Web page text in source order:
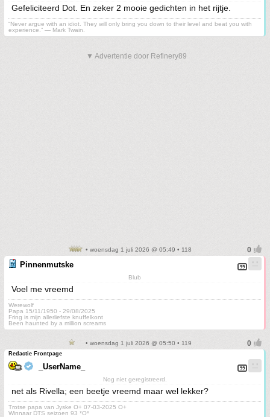
Gefeliciteerd Dot. En zeker 2 mooie gedichten in het rijtje.
“Never argue with an idiot. They will only bring you down to their level and beat you with
experience.” ― Mark Twain.
▼ Advertentie door Refinery89
• woensdag 1 juli 2026 @ 05:49 • 118
Pinnenmutske
Blub
Voel me vreemd
Werewolf
Papa 15/11/1950 - 29/08/2025
Fring is mijn allerliefste knuffelkont
Been haunted by a million screams
• woensdag 1 juli 2026 @ 05:50 • 119
Redactie Frontpage
_UserName_
Nog niet geregistreerd.
net als Rivella; een beetje vreemd maar wel lekker?
Trotse papa van Jyske O+ 07-03-2025 O+
Winnaar DTS seizoen 93 *O*